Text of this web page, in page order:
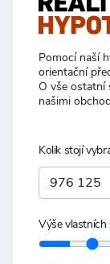
Pomocí naší
orientační
O vše ostatní
našimi
Kolik stojí
Výše vlastních